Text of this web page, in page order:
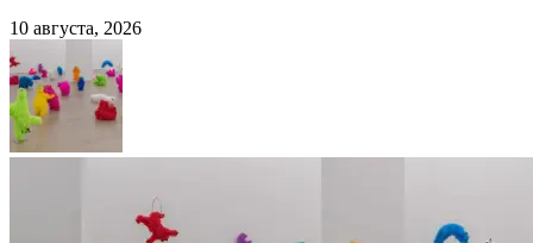
10 августа, 2026